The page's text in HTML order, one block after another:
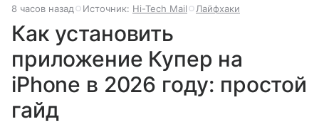
8 часов назад Источник: Hi-Tech Mail Лайфхаки
Как установить
приложение Купер на
iPhone в 2026 году: простой
гайд